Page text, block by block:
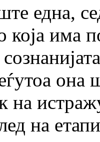
една,
која има
она
на
на